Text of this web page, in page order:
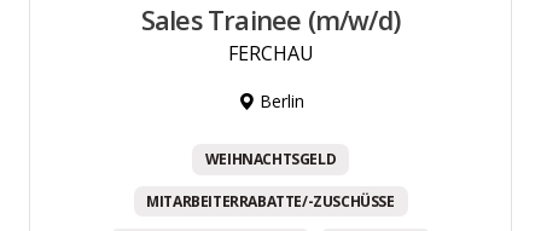
Sales Trainee (m/w/d)
FERCHAU
Berlin
WEIHNACHTSGELD
MITARBEITERRABATTE/-ZUSCHÜSSE